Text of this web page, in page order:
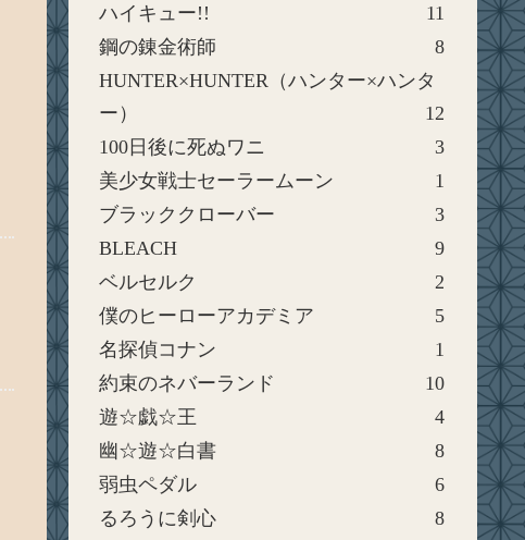
ハイキュー!!
11
鋼の錬金術師
8
HUNTER×HUNTER（ハンター×ハンタ
ー）
12
100日後に死ぬワニ
3
美少女戦士セーラームーン
1
ブラッククローバー
3
BLEACH
9
ベルセルク
2
僕のヒーローアカデミア
5
名探偵コナン
1
約束のネバーランド
10
遊☆戯☆王
4
幽☆遊☆白書
8
弱虫ペダル
6
るろうに剣心
8